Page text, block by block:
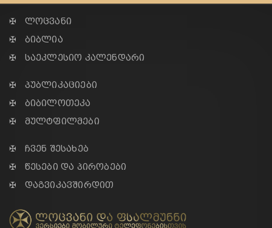
✠ ლოცვანი
✠ ბიბლია
✠ საეკლესიო კალენდარი
✠ პუბლიკაციები
✠ ბიბილოთეკა
✠ მულტფილმები
✠ ჩვენ შესახებ
✠ წესები და პირობები
✠ დაგვიკავშირდით